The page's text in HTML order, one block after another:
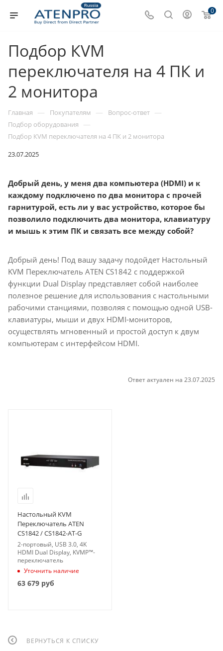
0
Подбор КVМ
переключателя на 4 ПК и
2 монитора
Главная — Покупателям — Вопрос-ответ —
Подбор оборудования —
Подбор КVМ переключателя на 4 ПК и 2 монитора
23.07.2025
Добрый день, у меня два компьютера (HDMI) и к
каждому подключено по два монитора с прочей
гарнитурой, есть ли у вас устройство, которое бы
позволило подключить два монитора, клавиатуру
и мышь к этим ПК и связать все между собой?
Добрый день! Под вашу задачу подойдет Настольный
KVM Переключатель ATEN CS1842 с поддержкой
функции Dual Display представляет собой наиболее
полезное решение для использования с настольными
рабочими станциями, позволяя с помощью одной USB-
клавиатуры, мыши и двух HDMI-мониторов,
осуществлять мгновенный и простой доступ к двум
компьютерам с интерфейсом HDMI.
Ответ актуален на 23.07.2025
Настольный KVM
Переключатель ATEN
CS1842 / CS1842-AT-G
2-портовый, USB 3.0, 4K
HDMI Dual Display, KVMP™-
переключатель
Уточнить наличие
63 679 руб
ВЕРНУТЬСЯ К СПИСКУ